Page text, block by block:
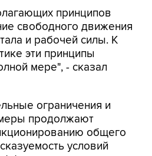
и рабочей силы. К
эти принципы
мере", - сказал
ограничения и
общего
условий